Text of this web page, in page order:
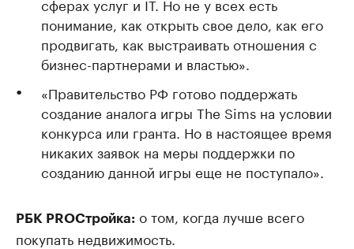
понимание, как открыть свое дело, как его
продвигать, как выстраивать отношения с
бизнес-партнерами и властью».
«Правительство РФ готово поддержать
создание аналога игры The Sims на условии
конкурса или гранта. Но в настоящее время
никаких заявок на меры поддержки по
созданию данной игры еще не поступало».
РБК PROСтройка: о том, когда лучше всего
покупать недвижимость.